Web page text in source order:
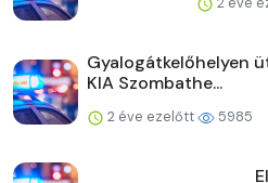
Gyalogátkelőhelyen
KIA Szombathe...
2 éve ezelőtt 5985